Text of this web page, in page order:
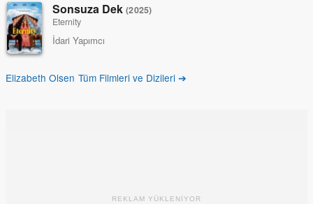
Sonsuza Dek(2025)
Eternity
İdari Yapımcı
Elizabeth Olsen Tüm Filmleri ve Dizileri ➔
REKLAM YÜKLENİYOR